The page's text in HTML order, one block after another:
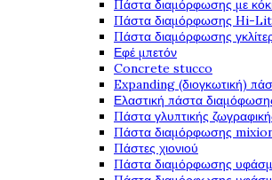
Πάστα διαμόρφωσης με
Πάστα διαμόρφωσης Hi-
Πάστα διαμόρφωσης
Εφέ μπετόν
Concrete stucco
Expanding (διογκωτική)
Ελαστική πάστα
Πάστα γλυπτικής
Πάστα διαμόρφωσης
Πάστες χιονιού
Πάστα διαμόρφωσης